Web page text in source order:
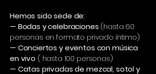
Hemos sido sede de:
— Bodas y celebraciones (hasta 60
personas en formato privado íntimo)
— Conciertos y eventos con música
en vivo ( hasta 100 personas)
— Catas privadas de mezcal, sotol y